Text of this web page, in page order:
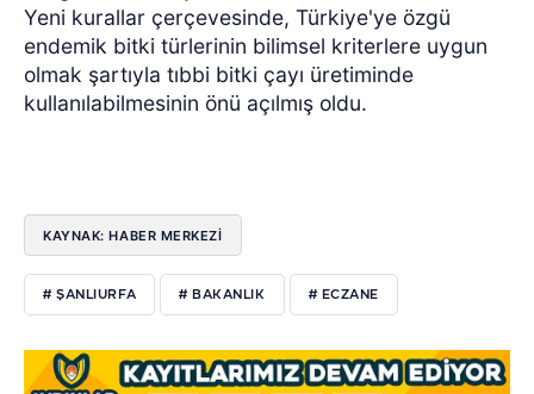
Yeni kurallar çerçevesinde, Türkiye'ye özgü
endemik bitki türlerinin bilimsel kriterlere uygun
olmak şartıyla tıbbi bitki çayı üretiminde
kullanılabilmesinin önü açılmış oldu.
KAYNAK: HABER MERKEZİ
# ŞANLIURFA # BAKANLIK # ECZANE